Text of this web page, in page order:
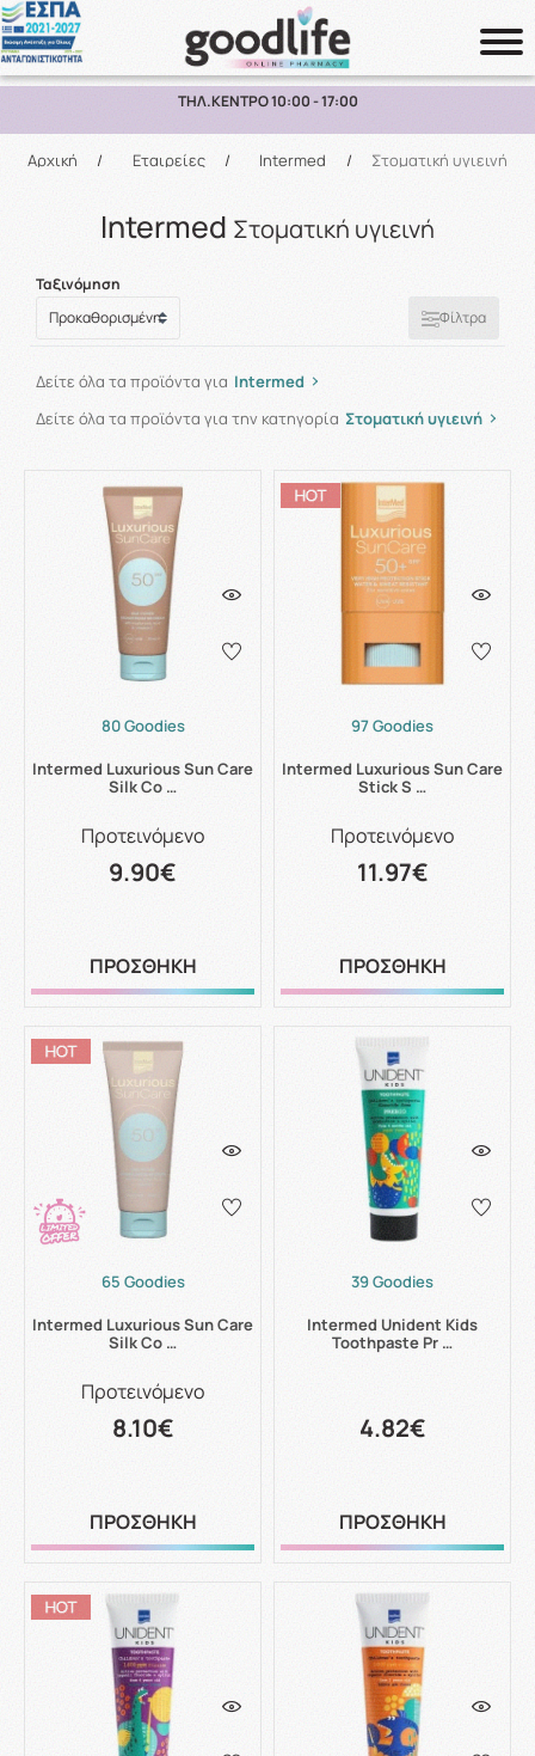
Αναζήτηση
ΠΑΡΑΛΑΒΗ ΑΠΟ ΤΟ ΚΑΤΑΣΤΗΜΑ ΑΝΩ ΤΩΝ 10€
Αρχική / Εταιρείες / Intermed / Στοματική υγιεινή
Intermed Στοματική υγιεινή
Ταξινόμηση
Φίλτρα
Δείτε όλα τα προϊόντα για Intermed
Δείτε όλα τα προϊόντα για την κατηγορία Στοματική υγιεινή
80 Goodies
Intermed Luxurious Sun Care
Silk Co …
Προτεινόμενο
9.90€
ΠΡΟΣΘΗΚΗ
97 Goodies
Intermed Luxurious Sun Care
Stick S …
Προτεινόμενο
11.97€
ΠΡΟΣΘΗΚΗ
65 Goodies
Intermed Luxurious Sun Care
Silk Co …
Προτεινόμενο
8.10€
ΠΡΟΣΘΗΚΗ
39 Goodies
Intermed Unident Kids
Toothpaste Pr …
4.82€
ΠΡΟΣΘΗΚΗ